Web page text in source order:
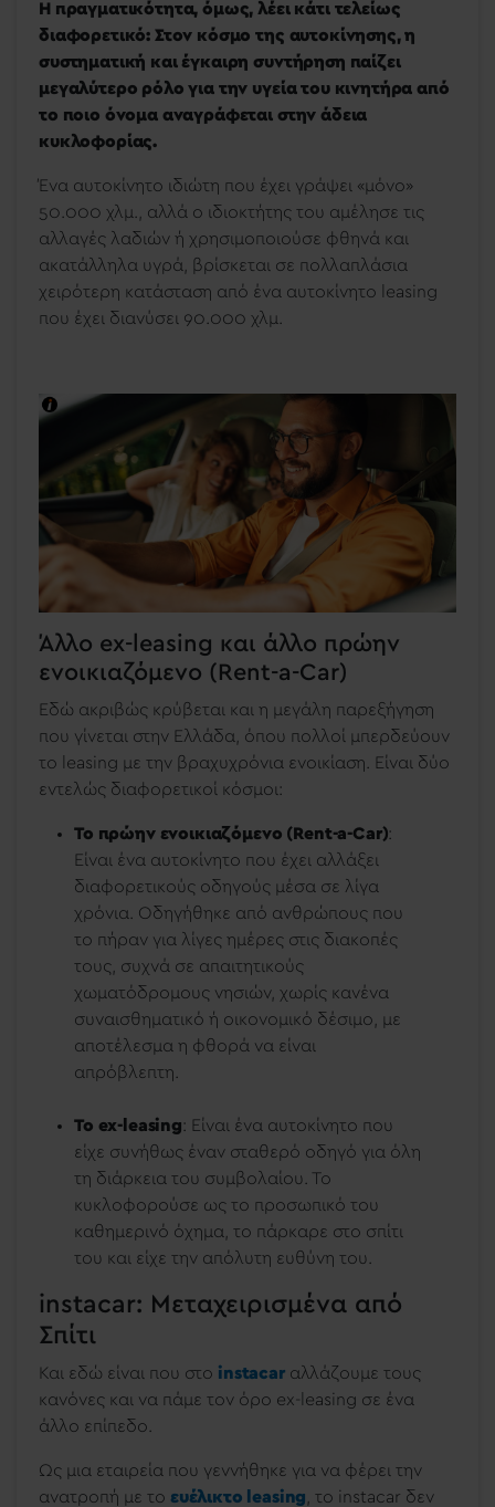
Η πραγματικότητα, όμως, λέει κάτι τελείως
διαφορετικό: Στον κόσμο της αυτοκίνησης, η
συστηματική και έγκαιρη συντήρηση παίζει
μεγαλύτερο ρόλο για την υγεία του κινητήρα από
το ποιο όνομα αναγράφεται στην άδεια
κυκλοφορίας.
Ένα αυτοκίνητο ιδιώτη που έχει γράψει «μόνο»
50.000 χλμ., αλλά ο ιδιοκτήτης του αμέλησε τις
αλλαγές λαδιών ή χρησιμοποιούσε φθηνά και
ακατάλληλα υγρά, βρίσκεται σε πολλαπλάσια
χειρότερη κατάσταση από ένα αυτοκίνητο leasing
που έχει διανύσει 90.000 χλμ.
Άλλο ex-leasing και άλλο πρώην
ενοικιαζόμενο (Rent-a-Car)
Εδώ ακριβώς κρύβεται και η μεγάλη παρεξήγηση
που γίνεται στην Ελλάδα, όπου πολλοί μπερδεύουν
το leasing με την βραχυχρόνια ενοικίαση. Είναι δύο
εντελώς διαφορετικοί κόσμοι:
Το πρώην ενοικιαζόμενο (Rent-a-Car):
Είναι ένα αυτοκίνητο που έχει αλλάξει
διαφορετικούς οδηγούς μέσα σε λίγα
χρόνια. Οδηγήθηκε από ανθρώπους που
το πήραν για λίγες ημέρες στις διακοπές
τους, συχνά σε απαιτητικούς
χωματόδρομους νησιών, χωρίς κανένα
συναισθηματικό ή οικονομικό δέσιμο, με
αποτέλεσμα η φθορά να είναι
απρόβλεπτη.
Το ex-leasing: Είναι ένα αυτοκίνητο που
είχε συνήθως έναν σταθερό οδηγό για όλη
τη διάρκεια του συμβολαίου. Το
κυκλοφορούσε ως το προσωπικό του
καθημερινό όχημα, το πάρκαρε στο σπίτι
του και είχε την απόλυτη ευθύνη του.
instacar: Μεταχειρισμένα από
Σπίτι
Και εδώ είναι που στο instacar αλλάζουμε τους
κανόνες και να πάμε τον όρο ex-leasing σε ένα
άλλο επίπεδο.
Ως μια εταιρεία που γεννήθηκε για να φέρει την
ανατροπή με το ευέλικτο leasing , το instacar δεν